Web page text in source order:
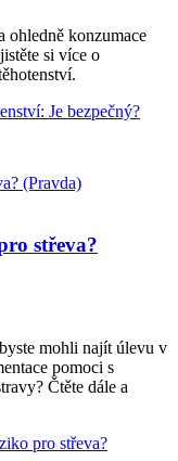
ohledně konzumace
si více o
Je bezpečný?
střeva?
mohli najít úlevu v
pomoci s
Čtěte dále a
pro střeva?